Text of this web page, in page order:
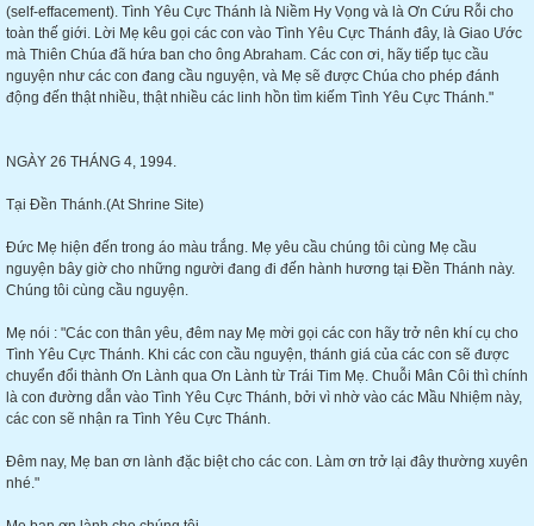
(self-effacement). Tình Yêu Cực Thánh là Niềm Hy Vọng và là Ơn Cứu Rỗi cho
toàn thế giới. Lời Mẹ kêu gọi các con vào Tình Yêu Cực Thánh đây, là Giao Ước
mà Thiên Chúa đã hứa ban cho ông Abraham. Các con ơi, hãy tiếp tục cầu
nguyện như các con đang cầu nguyện, và Mẹ sẽ được Chúa cho phép đánh
động đến thật nhiều, thật nhiều các linh hồn tìm kiếm Tình Yêu Cực Thánh."
NGÀY 26 THÁNG 4, 1994.
Tại Đền Thánh.(At Shrine Site)
Đức Mẹ hiện đến trong áo màu trắng. Mẹ yêu cầu chúng tôi cùng Mẹ cầu
nguyện bây giờ cho những người đang đi đến hành hương tại Đền Thánh này.
Chúng tôi cùng cầu nguyện.
Mẹ nói : "Các con thân yêu, đêm nay Mẹ mời gọi các con hãy trở nên khí cụ cho
Tình Yêu Cực Thánh. Khi các con cầu nguyện, thánh giá của các con sẽ được
chuyển đổi thành Ơn Lành qua Ơn Lành từ Trái Tim Mẹ. Chuỗi Mân Côi thì chính
là con đường dẫn vào Tình Yêu Cực Thánh, bởi vì nhờ vào các Mầu Nhiệm này,
các con sẽ nhận ra Tình Yêu Cực Thánh.
Đêm nay, Mẹ ban ơn lành đặc biệt cho các con. Làm ơn trở lại đây thường xuyên
nhé."